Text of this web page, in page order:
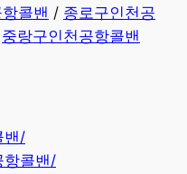
콜밴 / 종로구인천공
중랑구인천공항콜밴
밴/
콜밴/